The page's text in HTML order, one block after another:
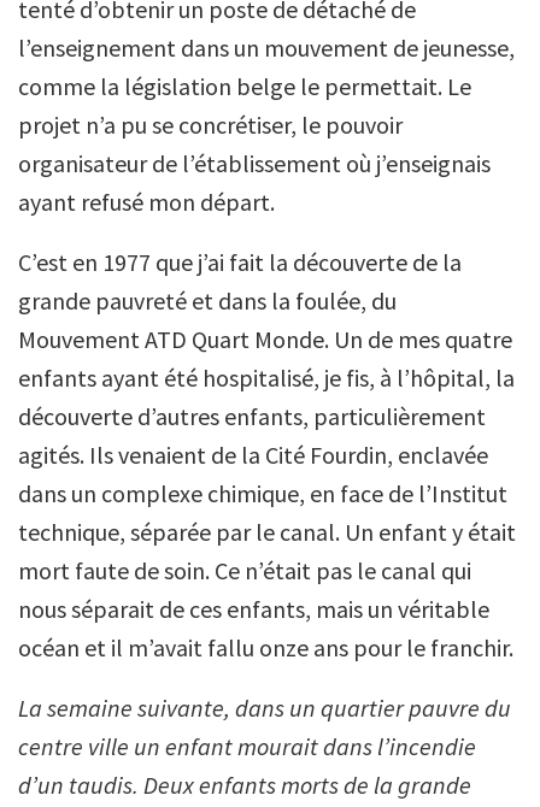
tenté d’obtenir un poste de détaché de
l’enseignement dans un mouvement de jeunesse,
comme la législation belge le permettait. Le
projet n’a pu se concrétiser, le pouvoir
organisateur de l’établissement où j’enseignais
ayant refusé mon départ.
C’est en 1977 que j’ai fait la découverte de la
grande pauvreté et dans la foulée, du
Mouvement ATD Quart Monde. Un de mes quatre
enfants ayant été hospitalisé, je fis, à l’hôpital, la
découverte d’autres enfants, particulièrement
agités. Ils venaient de la Cité Fourdin, enclavée
dans un complexe chimique, en face de l’Institut
technique, séparée par le canal. Un enfant y était
mort faute de soin. Ce n’était pas le canal qui
nous séparait de ces enfants, mais un véritable
océan et il m’avait fallu onze ans pour le franchir.
La semaine suivante, dans un quartier pauvre du
centre ville un enfant mourait dans l’incendie
d’un taudis. Deux enfants morts de la grande